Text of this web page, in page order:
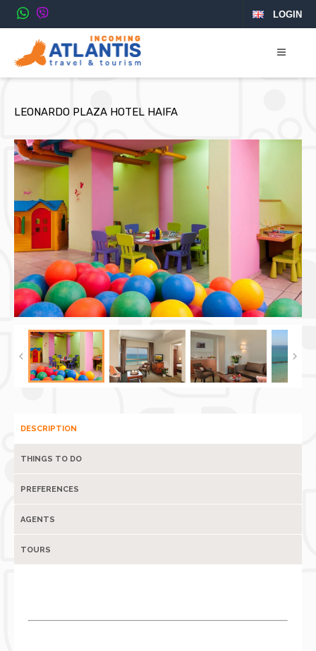
LOGIN
LEONARDO PLAZA HOTEL HAIFA
DESCRIPTION
THINGS TO DO
PREFERENCES
AGENTS
TOURS